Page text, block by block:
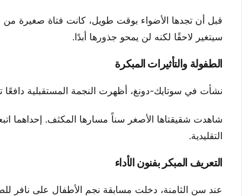
قبل أن تجدها الأضواء بوقت طويل، كانت فتاة صغيرة من
سيتغير لاحقًا لكنه لن يمحو جذورها أبدًا.
الطفولة والتأثيرات المبكرة
نشأت في سوتايك-دونغ، أظهرت النجمة المستقبلية دافعًا
شاهدت شقيقتاها الأصغر سناً مسارها المكثف. إحداهما
التقليدية.
التعريف المبكر بفنون الأداء
عند سن الثامنة، دخلت مسابقة نجم الأطفال على نافر